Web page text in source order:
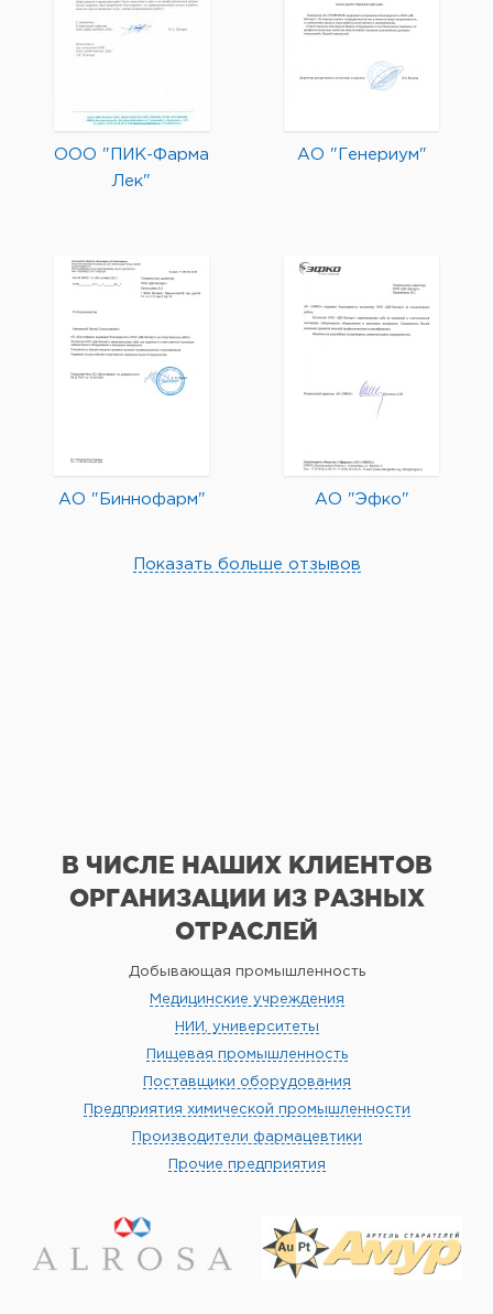
ООО "ПИК-Фарма
Лек"
АО "Генериум"
АО "Биннофарм" АО "Эфко"
Показать больше отзывов
В ЧИСЛЕ НАШИХ КЛИЕНТОВ
ОРГАНИЗАЦИИ ИЗ РАЗНЫХ
ОТРАСЛЕЙ
Добывающая промышленность
Медицинские учреждения
НИИ, университеты
Пищевая промышленность
Поставщики оборудования
Предприятия химической промышленности
Производители фармацевтики
Прочие предприятия